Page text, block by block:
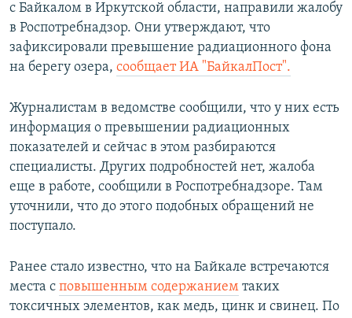
с Байкалом в Иркутской области, направили жалобу
в Роспотребнадзор. Они утверждают, что
зафиксировали превышение радиационного фона
на берегу озера, сообщает ИА "БайкалПост".
Журналистам в ведомстве сообщили, что у них есть
информация о превышении радиационных
показателей и сейчас в этом разбираются
специалисты. Других подробностей нет, жалоба
еще в работе, сообщили в Роспотребнадзоре. Там
уточнили, что до этого подобных обращений не
поступало.
Ранее стало известно, что на Байкале встречаются
места с повышенным содержанием таких
токсичных элементов, как медь, цинк и свинец. По